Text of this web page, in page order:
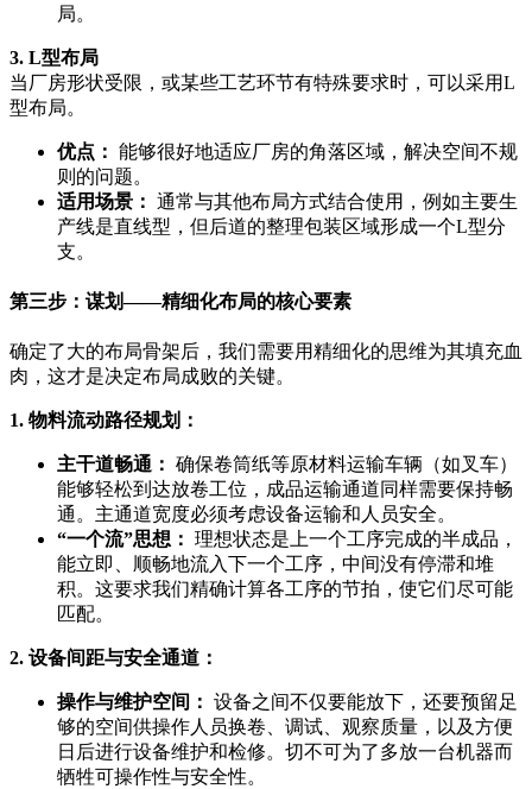
局。
3. L型布局
当厂房形状受限，或某些工艺环节有特殊要求时，可以采用L
型布局。
优点： 能够很好地适应厂房的角落区域，解决空间不规
则的问题。
适用场景： 通常与其他布局方式结合使用，例如主要生
产线是直线型，但后道的整理包装区域形成一个L型分
支。
第三步：谋划——精细化布局的核心要素
确定了大的布局骨架后，我们需要用精细化的思维为其填充血
肉，这才是决定布局成败的关键。
1. 物料流动路径规划：
主干道畅通： 确保卷筒纸等原材料运输车辆（如叉车）
能够轻松到达放卷工位，成品运输通道同样需要保持畅
通。主通道宽度必须考虑设备运输和人员安全。
“一个流”思想： 理想状态是上一个工序完成的半成品，
能立即、顺畅地流入下一个工序，中间没有停滞和堆
积。这要求我们精确计算各工序的节拍，使它们尽可能
匹配。
2. 设备间距与安全通道：
操作与维护空间： 设备之间不仅要能放下，还要预留足
够的空间供操作人员换卷、调试、观察质量，以及方便
日后进行设备维护和检修。切不可为了多放一台机器而
牺牲可操作性与安全性。